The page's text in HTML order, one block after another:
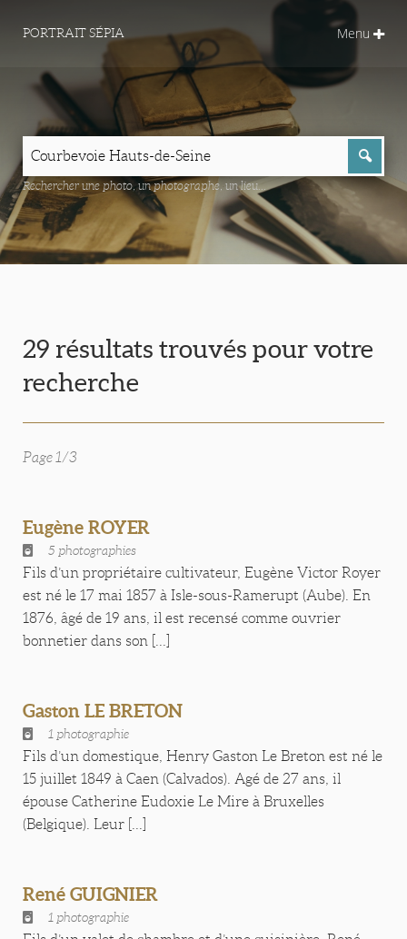
PORTRAIT SÉPIA Menu
Rechercher une photo, un photographe, un lieu...
29 résultats trouvés pour votre
recherche
Page 1/3
Eugène ROYER
5 photographies
Fils d’un propriétaire cultivateur, Eugène Victor Royer
est né le 17 mai 1857 à Isle-sous-Ramerupt (Aube). En
1876, âgé de 19 ans, il est recensé comme ouvrier
bonnetier dans son [...]
Gaston LE BRETON
1 photographie
Fils d’un domestique, Henry Gaston Le Breton est né le
15 juillet 1849 à Caen (Calvados). Agé de 27 ans, il
épouse Catherine Eudoxie Le Mire à Bruxelles
(Belgique). Leur [...]
René GUIGNIER
1 photographie